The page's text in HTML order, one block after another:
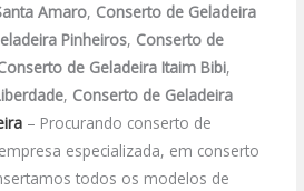
Amaro, Conserto de Geladeira
Pinheiros, Conserto de
de Geladeira Itaim Bibi,
, Conserto de Geladeira
– Procurando conserto de
especializada, em conserto
todos os modelos de